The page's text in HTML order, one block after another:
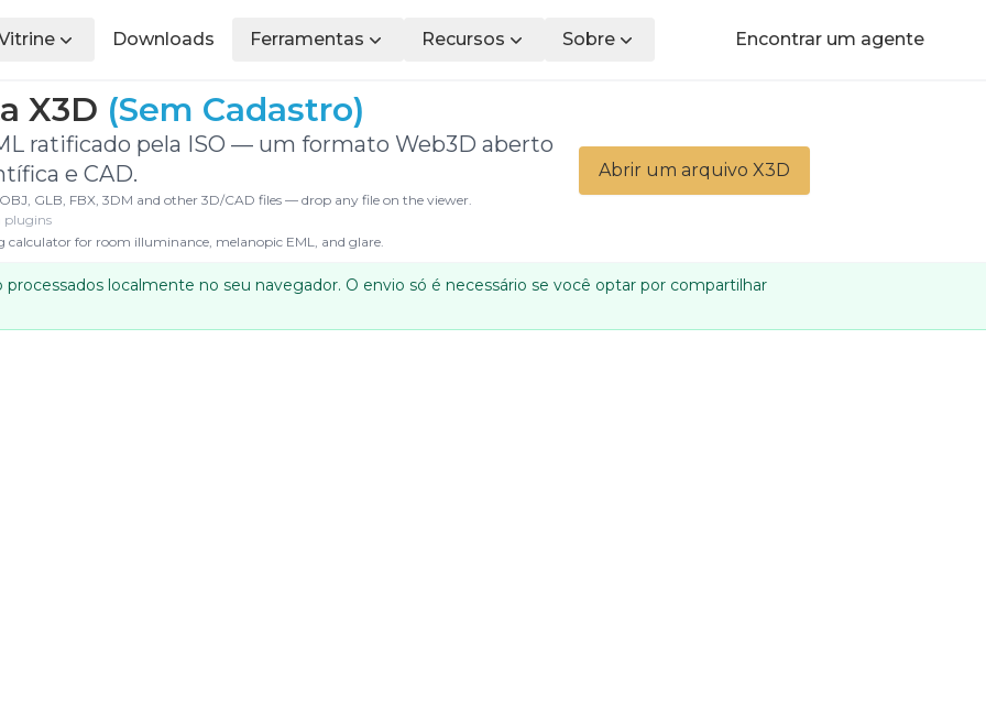
Downloads Ferramentas Recursos Sobre Encontrar um agente
X3D (Sem Cadastro)
ratificado pela ISO — um formato Web3D aberto
e CAD.
OBJ, GLB, FBX, 3DM and other 3D/CAD files — drop any file on the viewer.
plugins
calculator for room illuminance, melanopic EML, and glare.
Abrir um arquivo X3D
processados localmente no seu navegador. O envio só é necessário se você optar por compartilhar